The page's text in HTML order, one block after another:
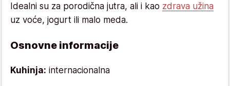
Idealni su za porodična jutra, ali i kao zdrava užina
uz voće, jogurt ili malo meda.
Osnovne informacije
Kuhinja: internacionalna